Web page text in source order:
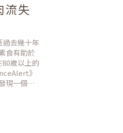
流失
過去幾十年
食有助於
歲以上的
》
現一個令